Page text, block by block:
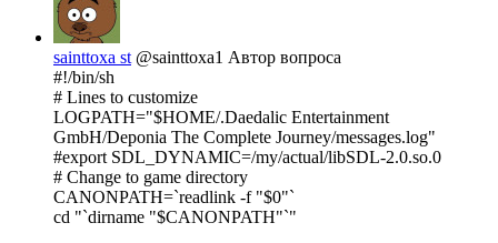
sainttoxa st @sainttoxa1 Автор вопроса
#!/bin/sh
# Lines to customize
LOGPATH="$HOME/.Daedalic Entertainment
GmbH/Deponia The Complete Journey/messages.log"
#export SDL_DYNAMIC=/my/actual/libSDL-2.0.so.0
# Change to game directory
CANONPATH=`readlink -f "$0"`
cd "`dirname "$CANONPATH"`"